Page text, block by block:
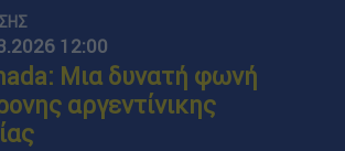
12:00
Μια δυνατή φωνή
αργεντίνικης